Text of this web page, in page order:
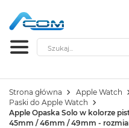
Szukaj
Strona główna Apple Watch
Paski do Apple Watch
Apple Opaska Solo w kolorze
45mm / 46mm / 49mm -